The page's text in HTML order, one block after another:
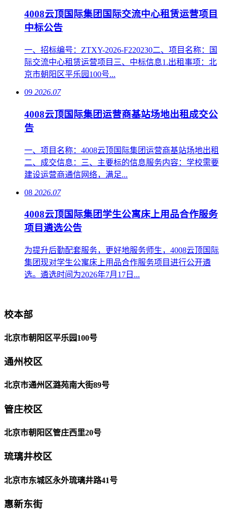
4008云顶国际集团国际交流中心租赁运营项目
中标公告
一、招标编号：ZTXY-2026-F220230二、项目名称：国
际交流中心租赁运营项目三、中标信息1.出租事项：北
京市朝阳区平乐园100号...
09 2026.07
4008云顶国际集团运营商基站场地出租成交公
告
一、项目名称：4008云顶国际集团运营商基站场地出租
二、成交信息：三、主要标的信息服务内容：学校需要
建设运营商通信网络，满足...
08 2026.07
4008云顶国际集团学生公寓床上用品合作服务
项目遴选公告
为提升后勤配套服务，更好地服务师生，4008云顶国际
集团现对学生公寓床上用品合作服务项目进行公开遴
选。遴选时间为2026年7月17日...
校本部
北京市朝阳区平乐园100号
通州校区
北京市通州区潞苑南大街89号
管庄校区
北京市朝阳区管庄西里20号
琉璃井校区
北京市东城区永外琉璃井路41号
惠新东街